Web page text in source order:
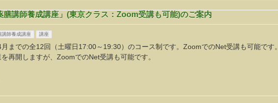
膳講師養成講座」(東京クラス：Zoom受講も可能)のご案内
講師養成講座 講座
までの全12回（土曜日17:00～19:30）のコース制です。ZoomでのNet受講も可能です。
再開しますが、ZoomでのNet受講も可能です。